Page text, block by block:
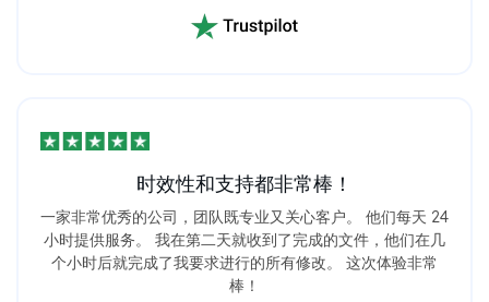
时效性和支持都非常棒！
一家非常优秀的公司，团队既专业又关心客户。 他们每天 24
小时提供服务。 我在第二天就收到了完成的文件，他们在几
个小时后就完成了我要求进行的所有修改。 这次体验非常
棒！